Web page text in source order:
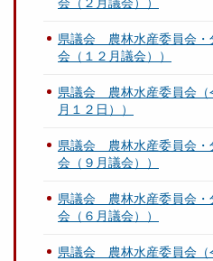
県議会 農林水産委員会・
会（１２月議会））
県議会 農林水産委員会（
月１２日））
県議会 農林水産委員会・
会（９月議会））
県議会 農林水産委員会・
会（６月議会））
県議会 農林水産委員会（